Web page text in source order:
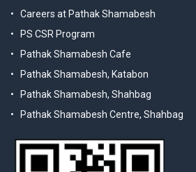
Careers at Pathak Shamabesh
PS CSR Program
Pathak Shamabesh Cafe
Pathak Shamabesh, Katabon
Pathak Shamabesh, Shahbag
Pathak Shamabesh Centre, Shahbag